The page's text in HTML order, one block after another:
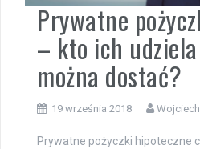
Prywatne
– kto ich
można dostać?
19 września 2018
Prywatne pożyczki hipoteczne